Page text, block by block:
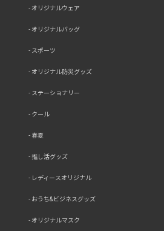
オリジナルウェア
オリジナルバッグ
スポーツ
オリジナル防災グッズ
ステーショナリー
クール
春夏
推し活グッズ
レディースオリジナル
おうち&ビジネスグッズ
オリジナルマスク